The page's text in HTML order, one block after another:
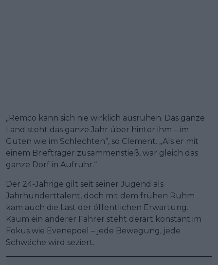
„Remco kann sich nie wirklich ausruhen. Das ganze
Land steht das ganze Jahr über hinter ihm – im
Guten wie im Schlechten“, so Clement. „Als er mit
einem Briefträger zusammenstieß, war gleich das
ganze Dorf in Aufruhr.“
Der 24-Jährige gilt seit seiner Jugend als
Jahrhunderttalent, doch mit dem frühen Ruhm
kam auch die Last der öffentlichen Erwartung.
Kaum ein anderer Fahrer steht derart konstant im
Fokus wie Evenepoel – jede Bewegung, jede
Schwäche wird seziert.